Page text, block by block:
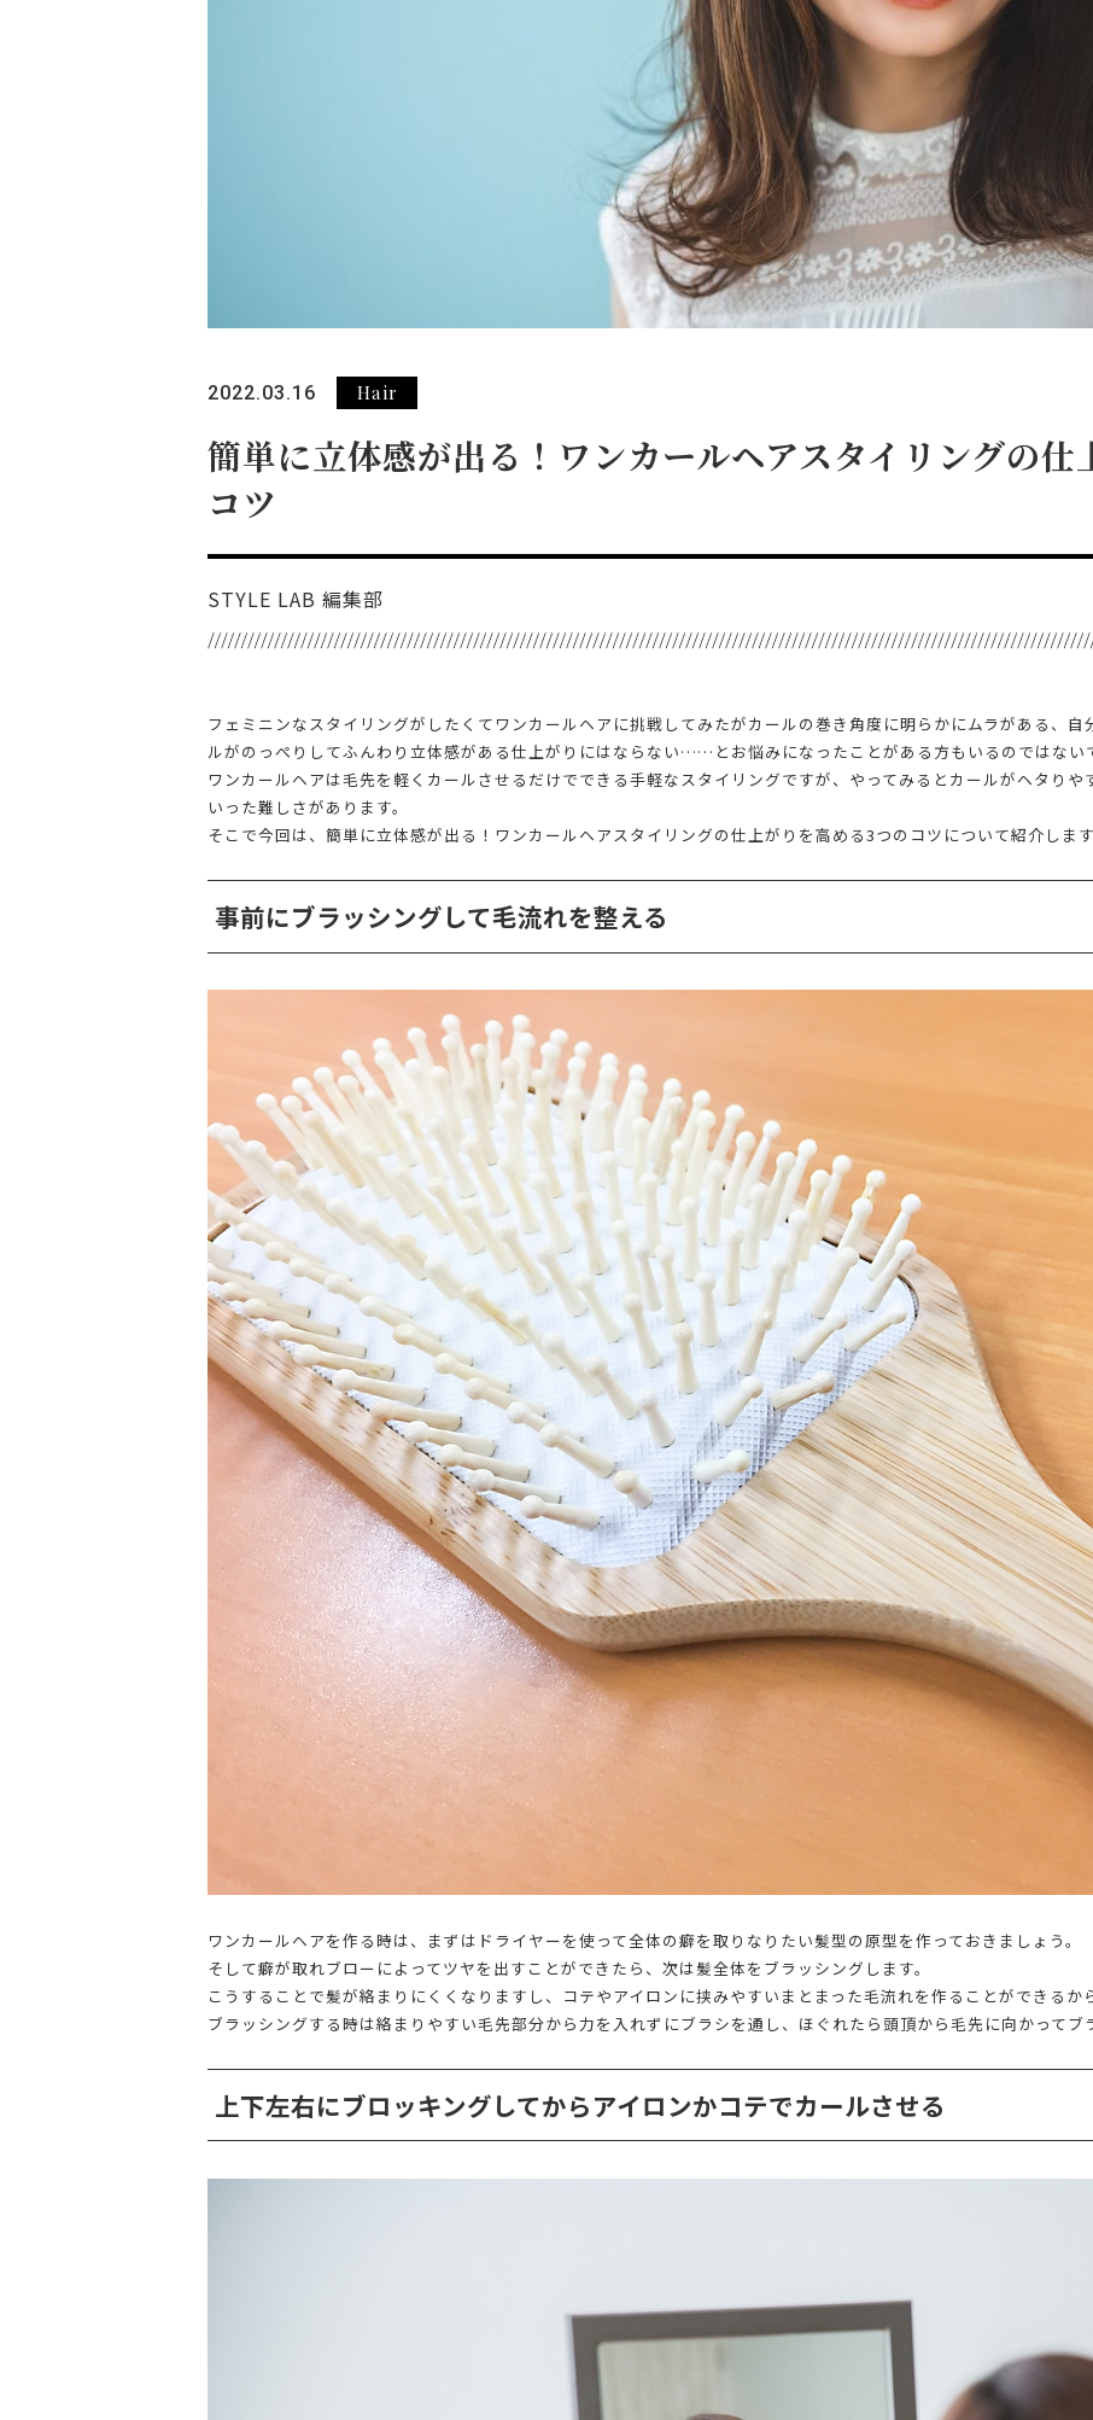
2022.03.16 Hair
簡単に立体感が出る！ワンカールヘアスタイリングの
コツ
STYLE LAB 編集部
フェミニンなスタイリングがしたくてワンカールヘアに挑戦してみたがカールの巻き角度に明らかにムラがある、
ルがのっぺりしてふんわり立体感がある仕上がりにはならない……とお悩みになったことがある方もいるのではない
ワンカールヘアは毛先を軽くカールさせるだけでできる手軽なスタイリングですが、やってみるとカールがヘタり
いった難しさがあります。
そこで今回は、簡単に立体感が出る！ワンカールヘアスタイリングの仕上がりを高める3つのコツについて紹介します
事前にブラッシングして毛流れを整える
ワンカールヘアを作る時は、まずはドライヤーを使って全体の癖を取りなりたい髪型の原型を作っておきましょう。
そして癖が取れブローによってツヤを出すことができたら、次は髪全体をブラッシングします。
こうすることで髪が絡まりにくくなりますし、コテやアイロンに挟みやすいまとまった毛流れを作ることができるか
ブラッシングする時は絡まりやすい毛先部分から力を入れずにブラシを通し、ほぐれたら頭頂から毛先に向かってブ
上下左右にブロッキングしてからアイロンかコテでカールさせる